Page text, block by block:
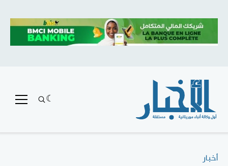
أخبار